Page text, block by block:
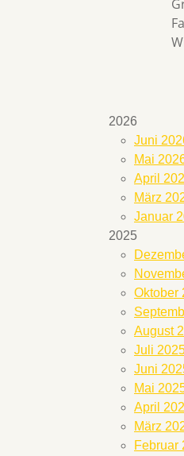
2026
Juni
Mai
April
März
Januar
2025
Oktober
August
Juli
Juni
Mai
April
März
Februar